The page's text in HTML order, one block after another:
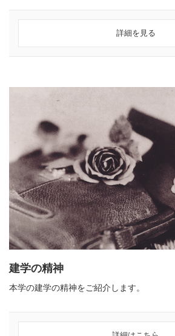
詳細を見る
建学の精神
本学の建学の精神をご紹介します。